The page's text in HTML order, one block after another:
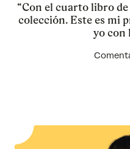
“Con el cuarto libro
colección. Este es mi
yo con